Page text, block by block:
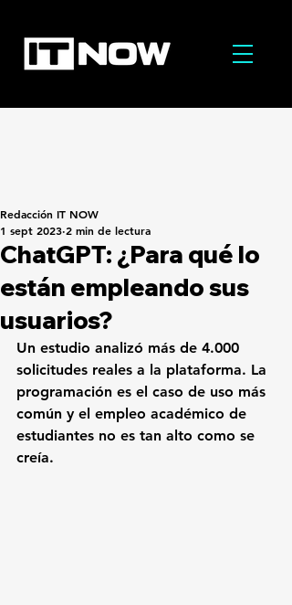
ChatGPT: ¿Para qué lo
están empleando sus
usuarios?
Redacción IT NOW
1 sept 2023 2 min de lectura
Un estudio analizó más de 4.000
solicitudes reales a la plataforma. La
programación es el caso de uso más
común y el empleo académico de
estudiantes no es tan alto como se
creía.